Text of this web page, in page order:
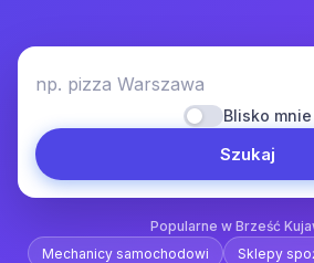
np. pizza Warszawa
Blisko mnie
Szukaj
Popularne w Brześć
Mechanicy samochodowi
Sklepy